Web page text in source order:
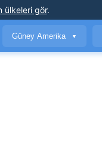
ülkeleri gör.
Güney Amerika ▼